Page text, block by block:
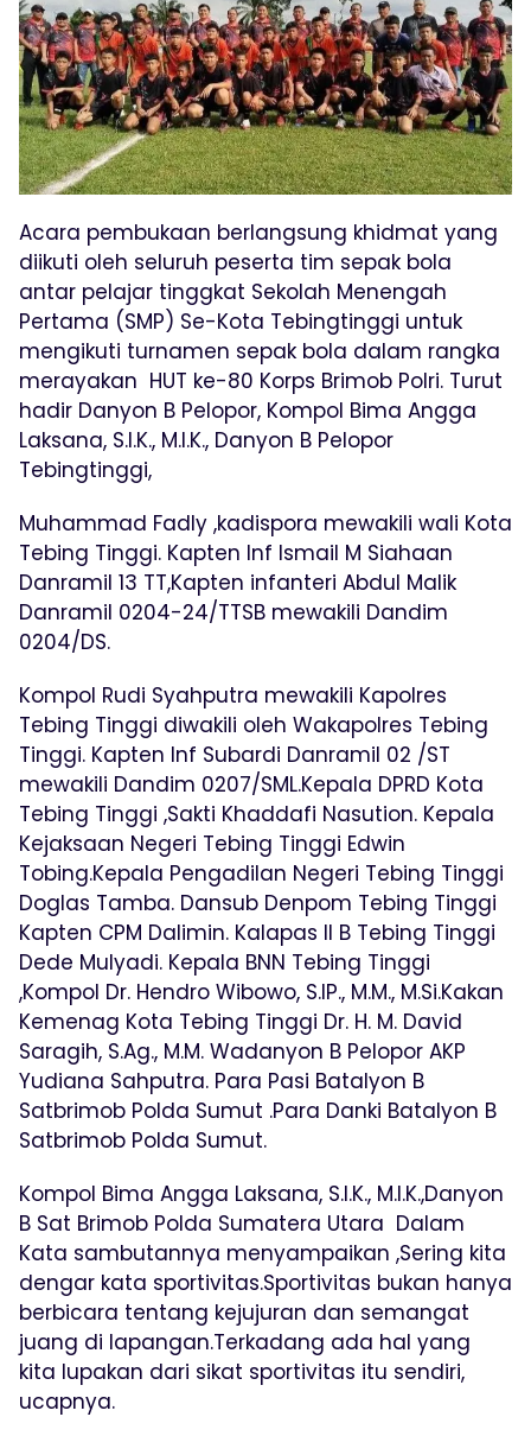
Acara pembukaan berlangsung khidmat yang
diikuti oleh seluruh peserta tim sepak bola
antar pelajar tinggkat Sekolah Menengah
Pertama (SMP) Se-Kota Tebingtinggi untuk
mengikuti turnamen sepak bola dalam rangka
merayakan HUT ke-80 Korps Brimob Polri. Turut
hadir Danyon B Pelopor, Kompol Bima Angga
Laksana, S.I.K., M.I.K., Danyon B Pelopor
Tebingtinggi,
Muhammad Fadly ,kadispora mewakili wali Kota
Tebing Tinggi. Kapten Inf Ismail M Siahaan
Danramil 13 TT,Kapten infanteri Abdul Malik
Danramil 0204-24/TTSB mewakili Dandim
0204/DS.
Kompol Rudi Syahputra mewakili Kapolres
Tebing Tinggi diwakili oleh Wakapolres Tebing
Tinggi. Kapten Inf Subardi Danramil 02 /ST
mewakili Dandim 0207/SML.Kepala DPRD Kota
Tebing Tinggi ,Sakti Khaddafi Nasution. Kepala
Kejaksaan Negeri Tebing Tinggi Edwin
Tobing.Kepala Pengadilan Negeri Tebing Tinggi
Doglas Tamba. Dansub Denpom Tebing Tinggi
Kapten CPM Dalimin. Kalapas II B Tebing Tinggi
Dede Mulyadi. Kepala BNN Tebing Tinggi
,Kompol Dr. Hendro Wibowo, S.IP., M.M., M.Si.Kakan
Kemenag Kota Tebing Tinggi Dr. H. M. David
Saragih, S.Ag., M.M. Wadanyon B Pelopor AKP
Yudiana Sahputra. Para Pasi Batalyon B
Satbrimob Polda Sumut .Para Danki Batalyon B
Satbrimob Polda Sumut.
Kompol Bima Angga Laksana, S.I.K., M.I.K.,Danyon
B Sat Brimob Polda Sumatera Utara Dalam
Kata sambutannya menyampaikan ,Sering kita
dengar kata sportivitas.Sportivitas bukan hanya
berbicara tentang kejujuran dan semangat
juang di lapangan.Terkadang ada hal yang
kita lupakan dari sikat sportivitas itu sendiri,
ucapnya.